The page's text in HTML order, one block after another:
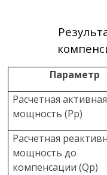
Параметр
Расчетная активная
мощность (Pр)
Расчетная
мощность до
компенсации (Qр)